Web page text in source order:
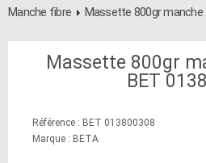
Manche fibre
Massette 800gr
Massette 800gr
BET
Référence : BET 013800308
Marque : BETA